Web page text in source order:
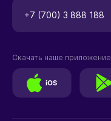
+7 (700) 3 888 188
Скачать наше приложение